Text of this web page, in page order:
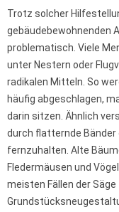
Trotz solcher
gebäudebewohnenden
problematisch. Viele
unter Nestern oder
radikalen Mitteln. So
häufig abgeschlagen,
darin sitzen. Ähnlich
durch flatternde Bänder
fernzuhalten. Alte
Fledermäusen und
meisten Fällen der